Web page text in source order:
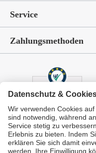
Service
Zahlungsmethoden